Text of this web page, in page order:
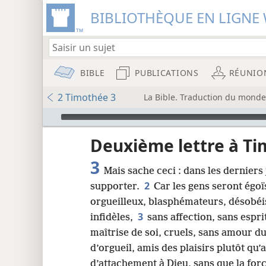
BIBLIOTHÈQUE EN
BIBLE PUBLICATIONS
2 Timothée 3 La Bible. Traduction du
Audio Player
Deuxième lettre à
3 Mais sache ceci : dans les
supporter. 2 Car les gens seront
orgueilleux, blasphémateurs,
infidèles, 3 sans affection, sans
maîtrise de soi, cruels, sans amour
d’orgueil, amis des plaisirs plutôt